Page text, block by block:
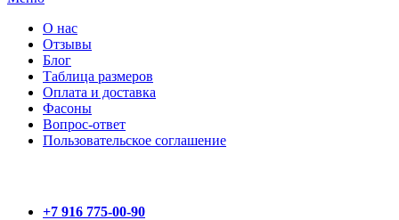
О нас
Отзывы
Блог
Таблица размеров
Оплата и доставка
Фасоны
Вопрос-ответ
Пользовательское соглашение
+7 916 775-00-90